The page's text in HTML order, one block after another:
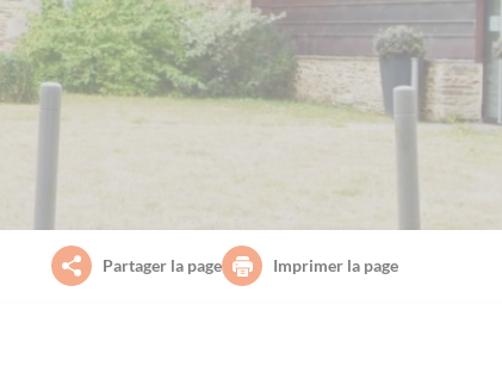
Partager la page Imprimer la page